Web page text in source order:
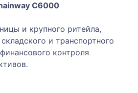
C6000
и крупного ритейла,
и транспортного
контроля